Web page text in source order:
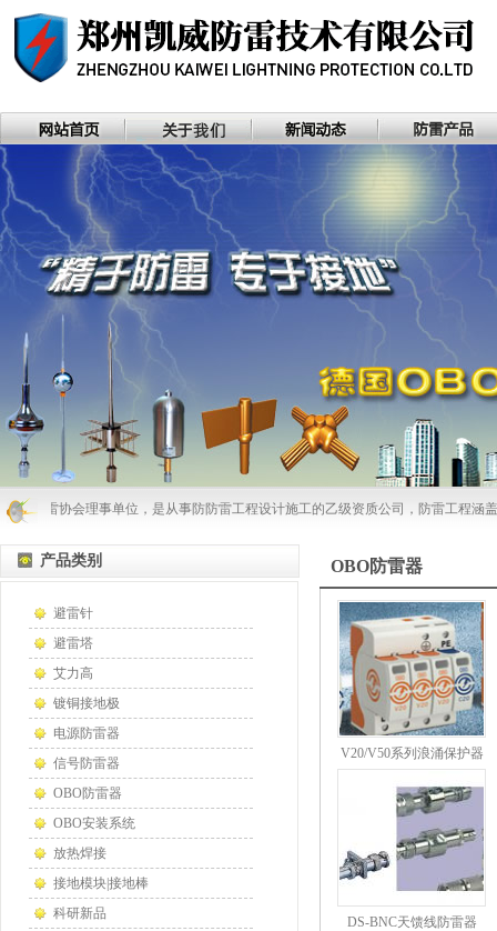
河南省防雷协会理事单位，
省防雷协会理事单位，是从事防防雷工程设计施工的乙级资质公司，防雷工程涵
产品类别
避雷针
避雷塔
艾力高
镀铜接地极
电源防雷器
信号防雷器
OBO防雷器
OBO安装系统
放热焊接
接地模块|接地棒
科研新品
OBO防雷器
V20/V50系列浪涌保护器
DS-BNC天馈线防雷器